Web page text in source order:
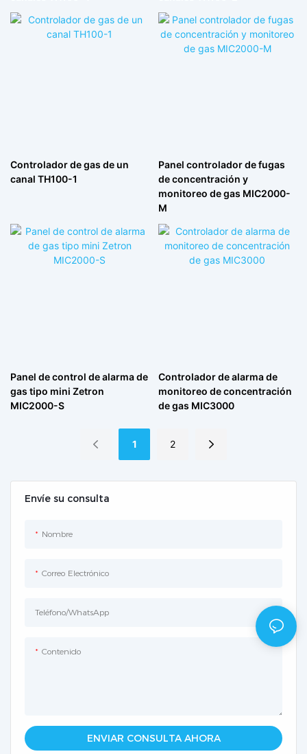
Envíe su consulta
Nombre
Correo Electrónico
Teléfono/WhatsApp
Contenido
ENVIAR CONSULTA AHORA
Controlador de gas de un
canal TH100-1
Panel controlador de fugas
de concentración y
monitoreo de gas MIC2000-
M
Panel de control de alarma de
gas tipo mini Zetron
MIC2000-S
Controlador de alarma de
monitoreo de concentración
de gas MIC3000
1 2